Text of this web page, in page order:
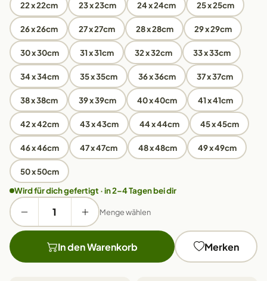
22 x 22cm 23 x 23cm 24 x 24cm 25 x 25cm
26 x 26cm 27 x 27cm 28 x 28cm 29 x 29cm
30 x 30cm 31 x 31cm 32 x 32cm 33 x 33cm
34 x 34cm 35 x 35cm 36 x 36cm 37 x 37cm
38 x 38cm 39 x 39cm 40 x 40cm 41 x 41cm
42 x 42cm 43 x 43cm 44 x 44cm 45 x 45cm
46 x 46cm 47 x 47cm 48 x 48cm 49 x 49cm
50 x 50cm
Wird für dich gefertigt · in 2–4 Tagen bei dir
Menge wählen
In den Warenkorb Merken